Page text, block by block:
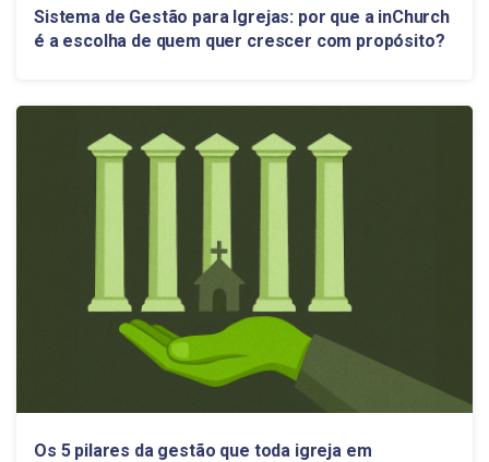
Sistema de Gestão para Igrejas: por que a inChurch
é a escolha de quem quer crescer com propósito?
Os 5 pilares da gestão que toda igreja em